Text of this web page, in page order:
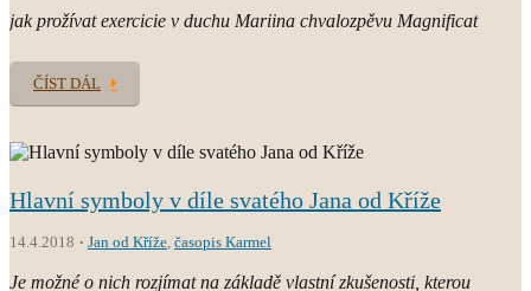
jak prožívat exercicie v duchu Mariina chvalozpěvu Magnificat
ČÍST DÁL
Hlavní symboly v díle svatého Jana od Kříže
14.4.2018 Jan od Kříže časopis Karmel
Je možné o nich rozjímat na základě vlastní zkušenosti, kterou